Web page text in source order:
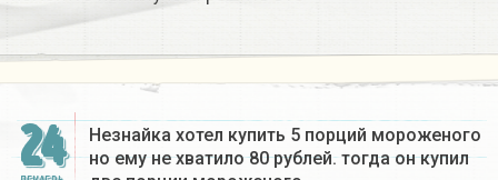
24
Незнайка хотел купить 5 порций мороженого
но ему не хватило 80 рублей. тогда он купил